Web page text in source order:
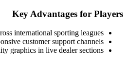
Key Advantages for Players
international sporting leagues
customer support channels
graphics in live dealer sections